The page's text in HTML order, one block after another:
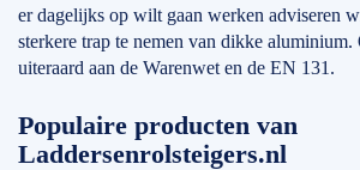
er dagelijks op wilt gaan werken adviseren
sterkere trap te nemen van dikke
uiteraard aan de Warenwet en de EN 131.
Populaire producten van
Laddersenrolsteigers.nl